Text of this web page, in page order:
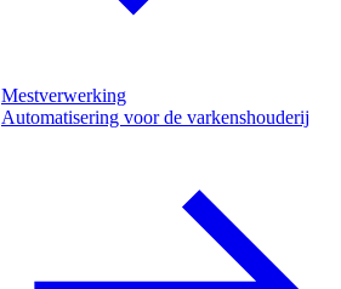
Mestverwerking
Automatisering voor de varkenshouderij